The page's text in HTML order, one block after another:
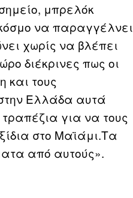
μπρελόκ
να παραγγέλνει
χωρίς να βλέπει
διέκρινες πως οι
και τους
Ελλάδα αυτά
για να τους
στο Μαϊάμι.Τα
από αυτούς».